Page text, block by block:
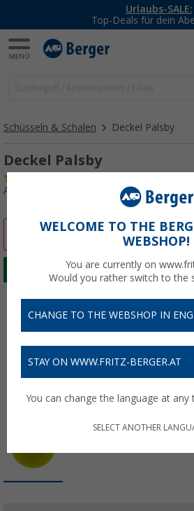
Urlaubs-SALE:
Top-Deals für dein
Schüsseln & Schalen Deckel Palsby
Deckel Palsby
Art.-Nr.: 417760
WELCOME TO THE
WEBSHOP!
You are currently on
Would you rather switch to the
CHANGE TO THE WEBSHOP IN
STAY ON WWW.FRITZ-BERGER.AT
You can change the language at
SELECT ANOTHER